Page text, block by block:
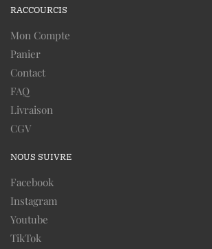
RACCOURCIS
Mon Compte
Panier
Contact
FAQ
Livraison
CGV
NOUS SUIVRE
Facebook
Instagram
Youtube
TikTok